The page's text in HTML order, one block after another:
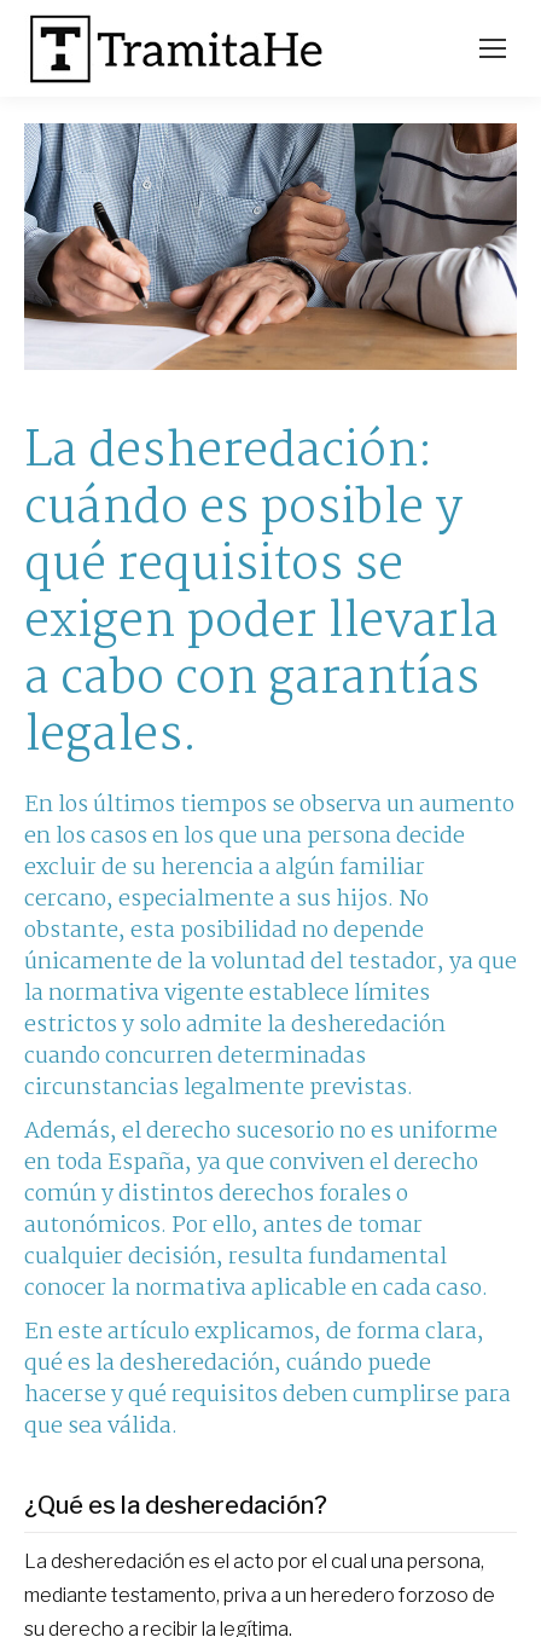
La desheredación:
cuándo es posible y
qué requisitos se
exigen poder llevarla
a cabo con garantías
legales.
En los últimos tiempos se observa un aumento
en los casos en los que una persona decide
excluir de su herencia a algún familiar
cercano, especialmente a sus hijos. No
obstante, esta posibilidad no depende
únicamente de la voluntad del testador, ya que
la normativa vigente establece límites
estrictos y solo admite la desheredación
cuando concurren determinadas
circunstancias legalmente previstas.
Además, el derecho sucesorio no es uniforme
en toda España, ya que conviven el derecho
común y distintos derechos forales o
autonómicos. Por ello, antes de tomar
cualquier decisión, resulta fundamental
conocer la normativa aplicable en cada caso.
En este artículo explicamos, de forma clara,
qué es la desheredación, cuándo puede
hacerse y qué requisitos deben cumplirse para
que sea válida.
¿Qué es la desheredación?
La desheredación es el acto por el cual una persona,
mediante testamento, priva a un heredero forzoso de
su derecho a recibir la legítima.